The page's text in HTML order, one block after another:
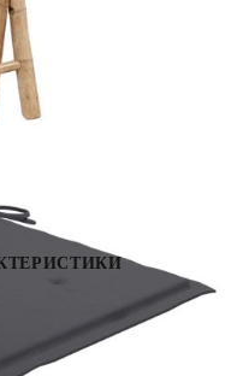
на работния ден!
стола с